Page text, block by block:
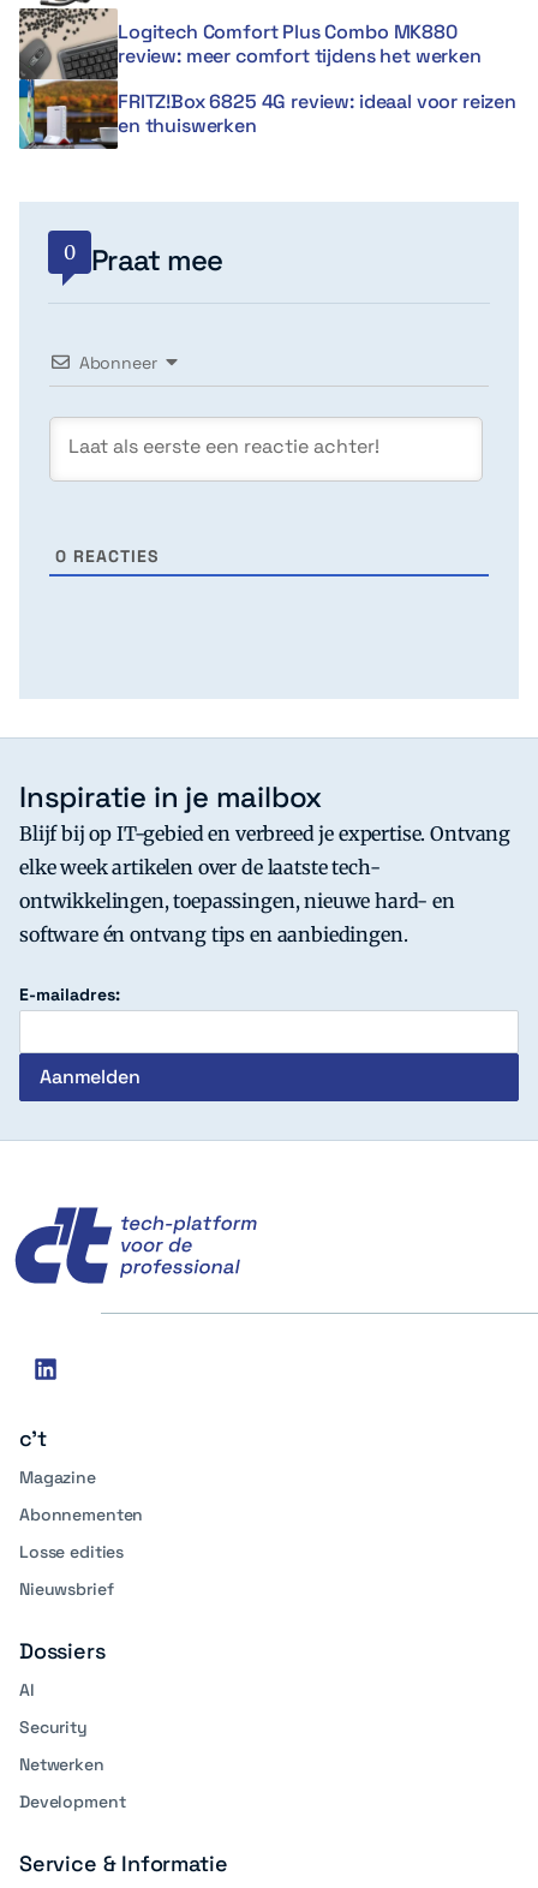
Logitech Comfort Plus Combo MK880
review: meer comfort tijdens het werken
FRITZ!Box 6825 4G review: ideaal voor reizen
en thuiswerken
0 Praat mee
Abonneer
0 REACTIES
Inspiratie in je mailbox
Blijf bij op IT-gebied en verbreed je expertise. Ontvang
elke week artikelen over de laatste tech-
ontwikkelingen, toepassingen, nieuwe hard- en
software én ontvang tips en aanbiedingen.
E-mailadres:
Social
linkedin
c't
Magazine
Abonnementen
Losse edities
Nieuwsbrief
Dossiers
AI
Security
Netwerken
Development
Service & Informatie